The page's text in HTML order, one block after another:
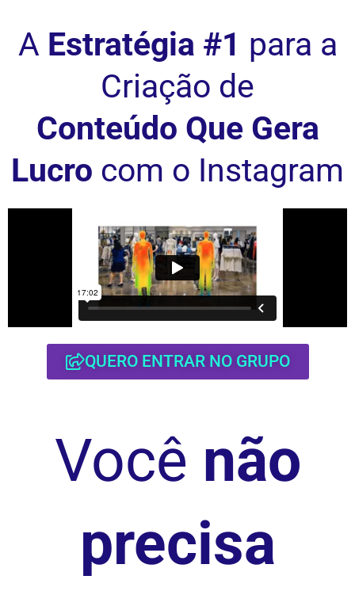
A Estratégia #1 para a
Criação de
Conteúdo Que Gera
Lucro com o Instagram
QUERO ENTRAR NO GRUPO
Você não
precisa